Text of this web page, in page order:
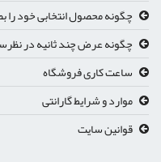
چگونه محصول انتخابی خود را
چگونه عرض چند ثانیه در
ساعت کاری فروشگاه
موارد و شرایط گارانتی
قوانین سایت